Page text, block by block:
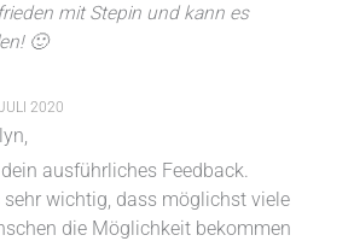
mit Stepin und kann es
🙂
2020
ausführliches Feedback.
sehr wichtig, dass möglichst viele
die Möglichkeit bekommen